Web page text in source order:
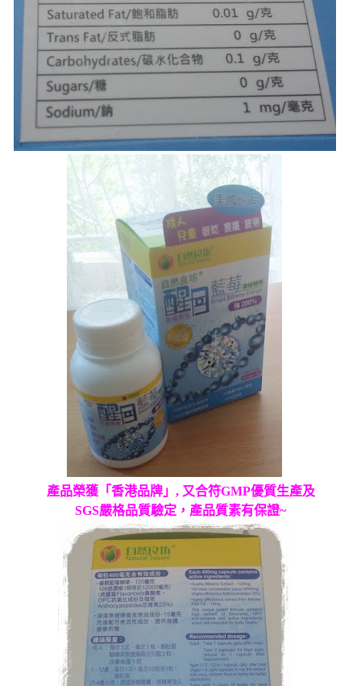
產品榮獲「香港品牌」 , 又合符GMP優質生產及
SGS嚴格品質驗定，產品質素有保證~